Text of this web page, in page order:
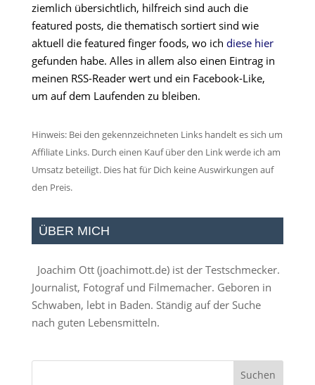
ziemlich übersichtlich, hilfreich sind auch die
featured posts, die thematisch sortiert sind wie
aktuell die featured finger foods, wo ich diese hier
gefunden habe. Alles in allem also einen Eintrag in
meinen RSS-Reader wert und ein Facebook-Like,
um auf dem Laufenden zu bleiben.
Hinweis: Bei den gekennzeichneten Links handelt es sich um
Affiliate Links. Durch einen Kauf über den Link werde ich am
Umsatz beteiligt. Dies hat für Dich keine Auswirkungen auf
den Preis.
ÜBER MICH
Joachim Ott (joachimott.de) ist der Testschmecker.
Journalist, Fotograf und Filmemacher. Geboren in
Schwaben, lebt in Baden. Ständig auf der Suche
nach guten Lebensmitteln.